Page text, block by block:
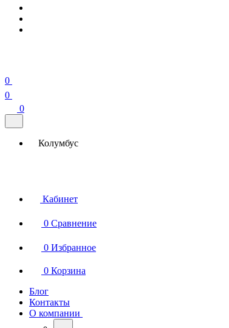
0
0
0
Колумбус
Кабинет
0 Сравнение
0 Избранное
0 Корзина
Блог
Контакты
О компании